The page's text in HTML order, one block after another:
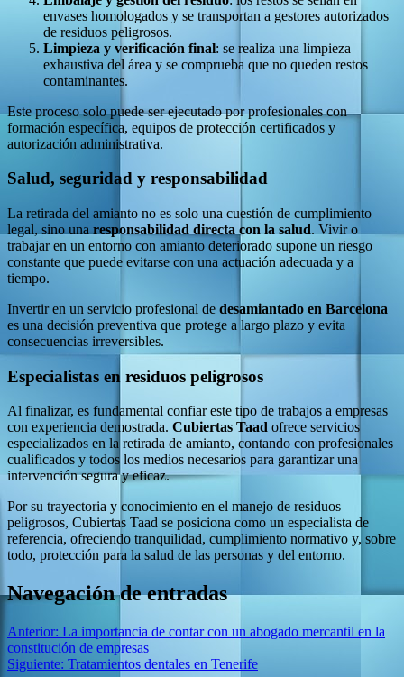
envases homologados y se transportan a gestores autorizados
de residuos peligrosos.
Limpieza y verificación final: se realiza una limpieza
exhaustiva del área y se comprueba que no queden restos
contaminantes.
Este proceso solo puede ser ejecutado por profesionales con
formación específica, equipos de protección certificados y
autorización administrativa.
Salud, seguridad y responsabilidad
La retirada del amianto no es solo una cuestión de cumplimiento
legal, sino una responsabilidad directa con la salud. Vivir o
trabajar en un entorno con amianto deteriorado supone un riesgo
constante que puede evitarse con una actuación adecuada y a
tiempo.
Invertir en un servicio profesional de desamiantado en Barcelona
es una decisión preventiva que protege a largo plazo y evita
consecuencias irreversibles.
Especialistas en residuos peligrosos
Al finalizar, es fundamental confiar este tipo de trabajos a empresas
con experiencia demostrada. Cubiertas Taad ofrece servicios
especializados en la retirada de amianto, contando con profesionales
cualificados y todos los medios necesarios para garantizar una
intervención segura y eficaz.
Por su trayectoria y conocimiento en el manejo de residuos
peligrosos, Cubiertas Taad se posiciona como un especialista de
referencia, ofreciendo tranquilidad, cumplimiento normativo y, sobre
todo, protección para la salud de las personas y del entorno.
Navegación de entradas
Anterior: La importancia de contar con un abogado mercantil en la
constitución de empresas
Siguiente: Tratamientos dentales en Tenerife